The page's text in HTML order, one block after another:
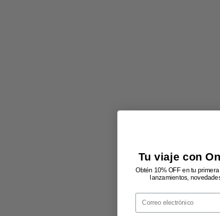
Tu viaje con
Obtén 10% OFF en tu
lanzamientos,
Email